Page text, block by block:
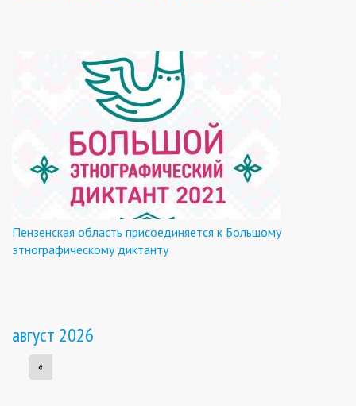
Пензенская область присоединяется к Большому
этнографическому диктанту
август 2026
«